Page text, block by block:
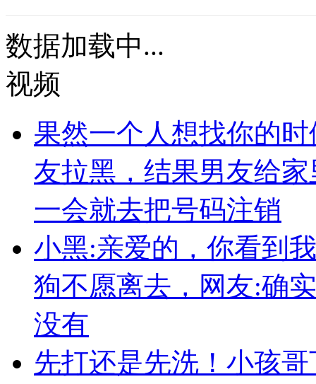
数据加载中...
视频
果然一个人想找你的
友拉黑，结果男友给
一会就去把号码注销
小黑:亲爱的，你看到
狗不愿离去，网友:确
没有
先打还是先洗！小孩